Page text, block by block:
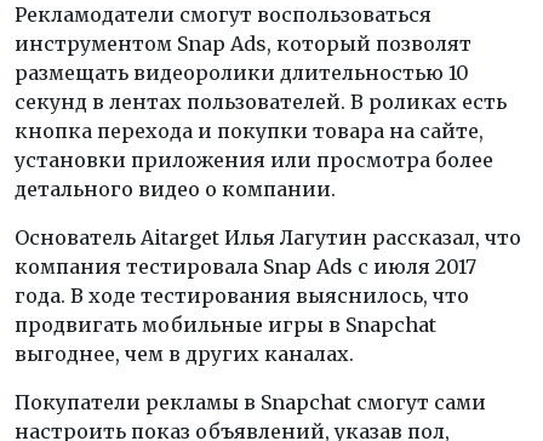
Рекламодатели смогут воспользоваться
инструментом Snap Ads, который позволят
размещать видеоролики длительностью 10
секунд в лентах пользователей. В роликах есть
кнопка перехода и покупки товара на сайте,
установки приложения или просмотра более
детального видео о компании.
Основатель Aitarget Илья Лагутин рассказал, что
компания тестировала Snap Ads с июля 2017
года. В ходе тестирования выяснилось, что
продвигать мобильные игры в Snapchat
выгоднее, чем в других каналах.
Покупатели рекламы в Snapchat смогут сами
настроить показ объявлений, указав пол,